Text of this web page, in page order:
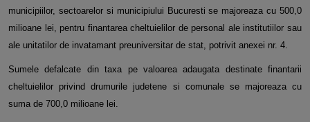
municipiilor, sectoarelor si municipiului Bucuresti se majoreaza cu 500,0
milioane lei, pentru finantarea cheltuielilor de personal ale institutiilor sau
ale unitatilor de invatamant preuniversitar de stat, potrivit anexei nr. 4.
Sumele defalcate din taxa pe valoarea adaugata destinate finantarii
cheltuielilor privind drumurile judetene si comunale se majoreaza cu
suma de 700,0 milioane lei.